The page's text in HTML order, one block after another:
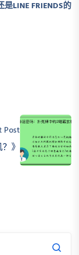
LINE FRIENDS的
Post
》